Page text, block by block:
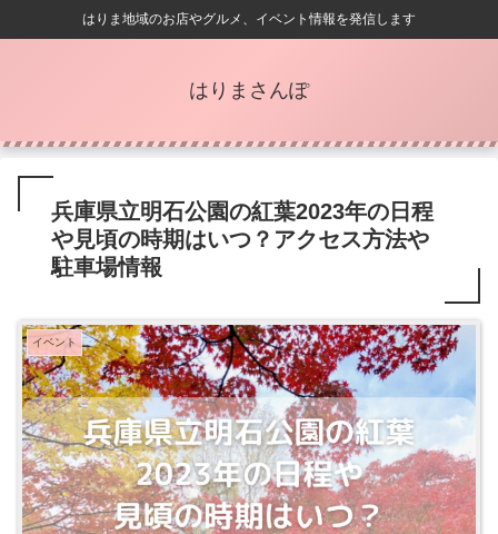
はりま地域のお店やグルメ、イベント情報を発信します
はりまさんぽ
兵庫県立明石公園の紅葉2023年の日程
や見頃の時期はいつ？アクセス方法や
駐車場情報
イベント